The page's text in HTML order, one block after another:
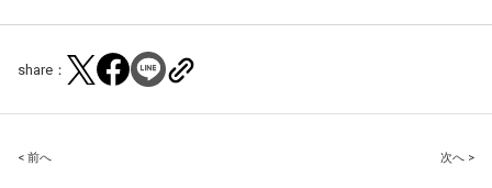
share：
Post
< 前へ 次へ >